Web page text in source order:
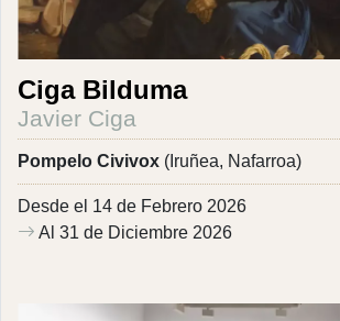
Ciga Bilduma
Javier Ciga
Pompelo Civivox (Iruñea, Nafarroa)
Desde el 14 de Febrero 2026
Al 31 de Diciembre 2026